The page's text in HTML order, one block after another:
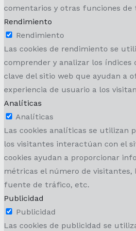
comentarios y otras funciones de
Rendimiento
Rendimiento
Las cookies de rendimiento se
comprender y analizar los índices
clave del sitio web que ayudan a
experiencia de usuario a los
Analíticas
Analíticas
Las cookies analíticas se utilizan
los visitantes interactúan con el
cookies ayudan a proporcionar
métricas el número de visitantes,
fuente de tráfico, etc.
Publicidad
Publicidad
Las cookies de publicidad se